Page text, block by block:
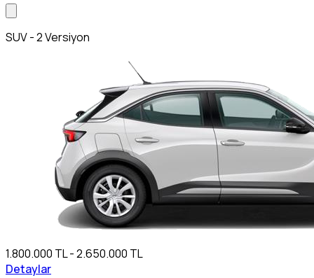
SUV - 2 Versiyon
1.800.000 TL - 2.650.000 TL
Detaylar